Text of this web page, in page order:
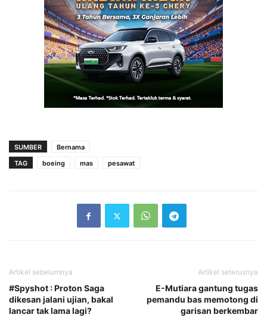
SUMBER
Bernama
TAG
boeing mas pesawat
Artikel sebelumnya
#Spyshot : Proton Saga
dikesan jalani ujian, bakal
lancar tak lama lagi?
Artikel seterusnya
E-Mutiara gantung tugas
pemandu bas memotong di
garisan berkembar